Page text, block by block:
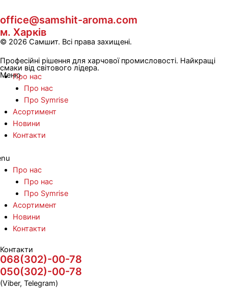
office@samshit-aroma.com
м. Харків
© 2026 Самшит. Всі права захищені.
Професійні рішення для харчової промисловості. Найкращі
смаки від світового лідера.
МенюПро нас
Про нас
Про Symrise
Асортимент
Новини
Контакти
Про нас
Про нас
Про Symrise
Асортимент
Новини
Контакти
Контакти
068(302)-00-78
050(302)-00-78
(Viber, Telegram)